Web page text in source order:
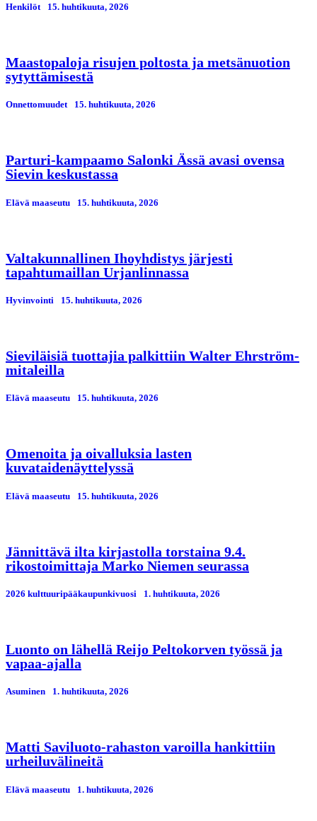
Henkilöt 15. huhtikuuta, 2026
Maastopaloja risujen poltosta ja metsänuotion
sytyttämisestä
Onnettomuudet 15. huhtikuuta, 2026
Parturi-kampaamo Salonki Ässä avasi ovensa
Sievin keskustassa
Elävä maaseutu 15. huhtikuuta, 2026
Valtakunnallinen Ihoyhdistys järjesti
tapahtumaillan Urjanlinnassa
Hyvinvointi 15. huhtikuuta, 2026
Sieviläisiä tuottajia palkittiin Walter Ehrström-
mitaleilla
Elävä maaseutu 15. huhtikuuta, 2026
Omenoita ja oivalluksia lasten
kuvataidenäyttelyssä
Elävä maaseutu 15. huhtikuuta, 2026
Jännittävä ilta kirjastolla torstaina 9.4.
rikostoimittaja Marko Niemen seurassa
2026 kulttuuripääkaupunkivuosi 1. huhtikuuta, 2026
Luonto on lähellä Reijo Peltokorven työssä ja
vapaa-ajalla
Asuminen 1. huhtikuuta, 2026
Matti Saviluoto-rahaston varoilla hankittiin
urheiluvälineitä
Elävä maaseutu 1. huhtikuuta, 2026